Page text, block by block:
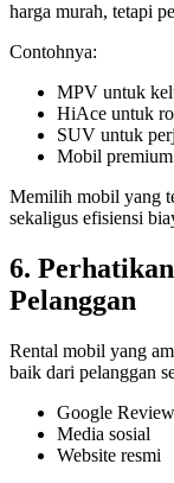
harga murah, tetapi
Contohnya:
MPV untuk
HiAce untuk
SUV untuk
Mobil
Memilih mobil yang
sekaligus efisiensi
6.
Pelanggan
Rental mobil yang
baik dari pelanggan
Google Review
Media sosial
Website resmi